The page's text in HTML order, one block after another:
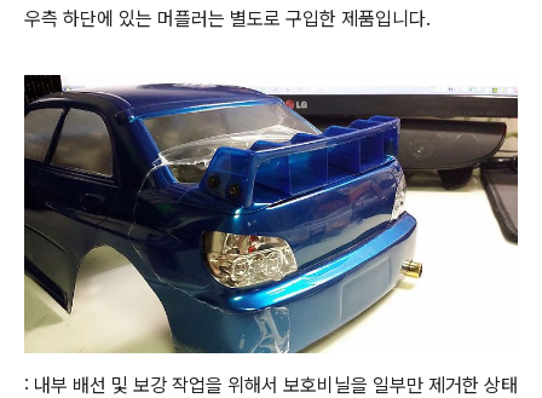
우측 하단에 있는 머플러는 별도로 구입한 제품입니다.
: 내부 배선 및 보강 작업을 위해서 보호비닐을 일부만 제거한 상태